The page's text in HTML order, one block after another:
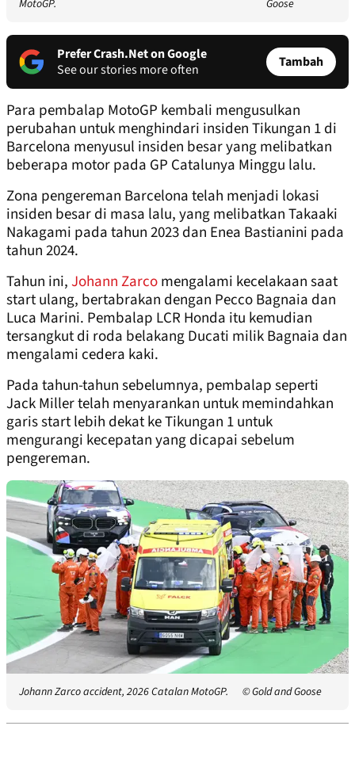
MotoGP. Goose
Prefer Crash.Net on Google
See our stories more often
Tambah
Para pembalap MotoGP kembali mengusulkan
perubahan untuk menghindari insiden Tikungan 1 di
Barcelona menyusul insiden besar yang melibatkan
beberapa motor pada GP Catalunya Minggu lalu.
Zona pengereman Barcelona telah menjadi lokasi
insiden besar di masa lalu, yang melibatkan Takaaki
Nakagami pada tahun 2023 dan Enea Bastianini pada
tahun 2024.
Tahun ini,Johann Zarcomengalami kecelakaan saat
start ulang, bertabrakan dengan Pecco Bagnaia dan
Luca Marini. Pembalap LCR Honda itu kemudian
tersangkut di roda belakang Ducati milik Bagnaia dan
mengalami cedera kaki.
Pada tahun-tahun sebelumnya, pembalap seperti
Jack Miller telah menyarankan untuk memindahkan
garis start lebih dekat ke Tikungan 1 untuk
mengurangi kecepatan yang dicapai sebelum
pengereman.
Johann Zarco accident, 2026 Catalan MotoGP. © Gold and Goose